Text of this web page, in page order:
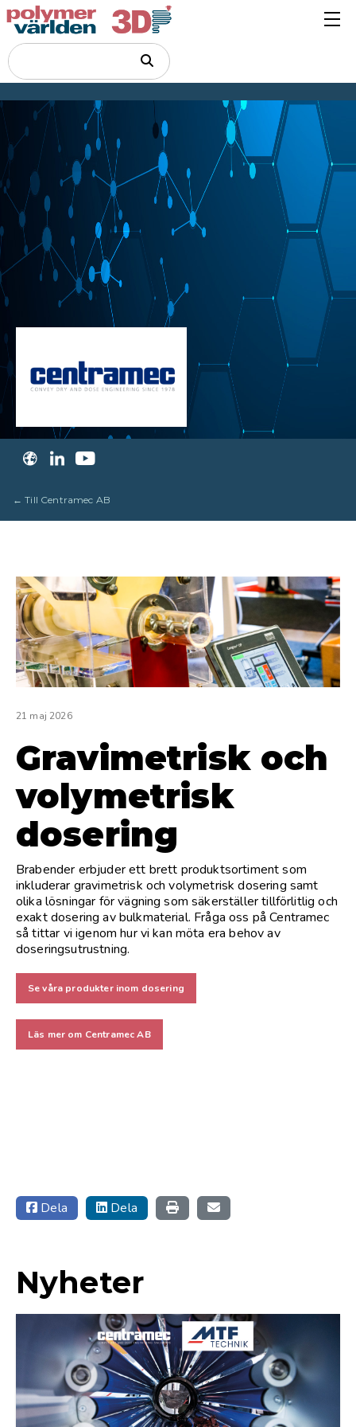
← Till Centramec AB
21 maj 2026
Gravimetrisk och
volymetrisk
dosering
Brabender erbjuder ett brett produktsortiment som
inkluderar gravimetrisk och volymetrisk dosering samt
olika lösningar för vägning som säkerställer tillförlitlig och
exakt dosering av bulkmaterial. Fråga oss på Centramec
så tittar vi igenom hur vi kan möta era behov av
doseringsutrustning.
Se våra produkter inom dosering
Läs mer om Centramec AB
Dela Dela
Nyheter